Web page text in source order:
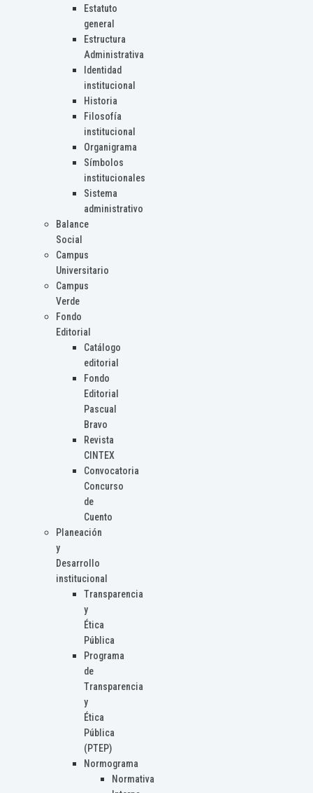
Estatuto
general
Estructura
Administrativa
Identidad
institucional
Historia
Filosofía
institucional
Organigrama
Símbolos
institucionales
Sistema
administrativo
Balance
Social
Campus
Universitario
Campus
Verde
Fondo
Editorial
Catálogo
editorial
Fondo
Editorial
Pascual
Bravo
Revista
CINTEX
Convocatoria
Concurso
de
Cuento
Planeación
y
Desarrollo
institucional
Transparencia
y
Ética
Pública
Programa
de
Transparencia
y
Ética
Pública
(PTEP)
Normograma
Normativa